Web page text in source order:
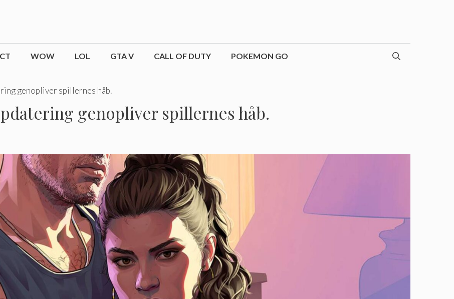
WOW LOL GTA V CALL OF DUTY POKEMON GO
genopliver spillernes håb.
genopliver spillernes håb.